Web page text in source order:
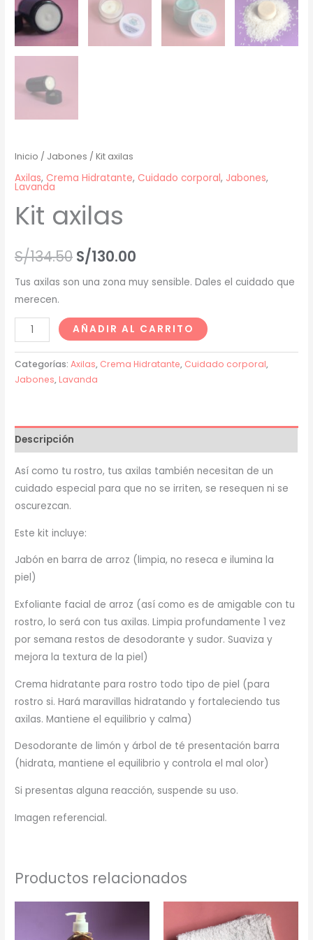
Inicio / Jabones / Kit axilas
Axilas, Crema Hidratante, Cuidado corporal, Jabones,
Lavanda
Kit axilas
S/134.50 S/130.00
Tus axilas son una zona muy sensible. Dales el cuidado que
merecen.
AÑADIR AL CARRITO
Categorías:Axilas, Crema Hidratante, Cuidado corporal,
Jabones, Lavanda
Descripción
Así como tu rostro, tus axilas también necesitan de un
cuidado especial para que no se irriten, se resequen ni se
oscurezcan.
Este kit incluye:
Jabón en barra de arroz (limpia, no reseca e ilumina la
piel)
Exfoliante facial de arroz (así como es de amigable con tu
rostro, lo será con tus axilas. Limpia profundamente 1 vez
por semana restos de desodorante y sudor. Suaviza y
mejora la textura de la piel)
Crema hidratante para rostro todo tipo de piel (para
rostro si. Hará maravillas hidratando y fortaleciendo tus
axilas. Mantiene el equilibrio y calma)
Desodorante de limón y árbol de té presentación barra
(hidrata, mantiene el equilibrio y controla el mal olor)
Si presentas alguna reacción, suspende su uso.
Imagen referencial.
Productos relacionados
producto